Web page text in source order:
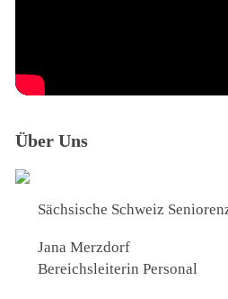
Über Uns
Sächsische Schweiz
Jana Merzdorf
Bereichsleiterin Personal